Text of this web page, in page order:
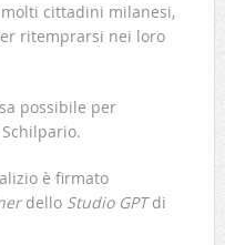
molti cittadini milanesi,
ritemprarsi nei loro
possibile per
è firmato
dello Studio GPTdi